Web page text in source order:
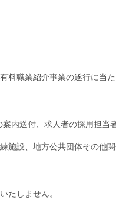
料職業紹介事業の遂行に当
内送付、求人者の採用担当
施設、地方公共団体その他
たしません。